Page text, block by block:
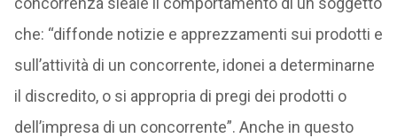
che: “diffonde notizie e apprezzamenti sui prodotti e
sull’attività di un concorrente, idonei a determinarne
il discredito, o si appropria di pregi dei prodotti o
dell’impresa di un concorrente”. Anche in questo